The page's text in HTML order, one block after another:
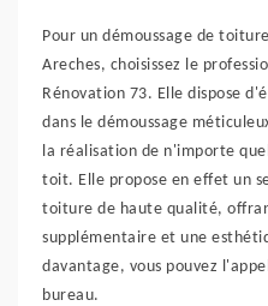
Pour un démoussage de
Areches, choisissez le
Rénovation 73. Elle dispose
dans le démoussage
la réalisation de n'importe
toit. Elle propose en effet un
toiture de haute qualité,
supplémentaire et une
davantage, vous pouvez
bureau.